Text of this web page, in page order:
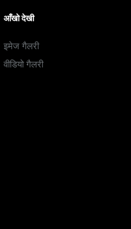
आँखो देखी
इमेज गैलरी
वीडियो गैलरी